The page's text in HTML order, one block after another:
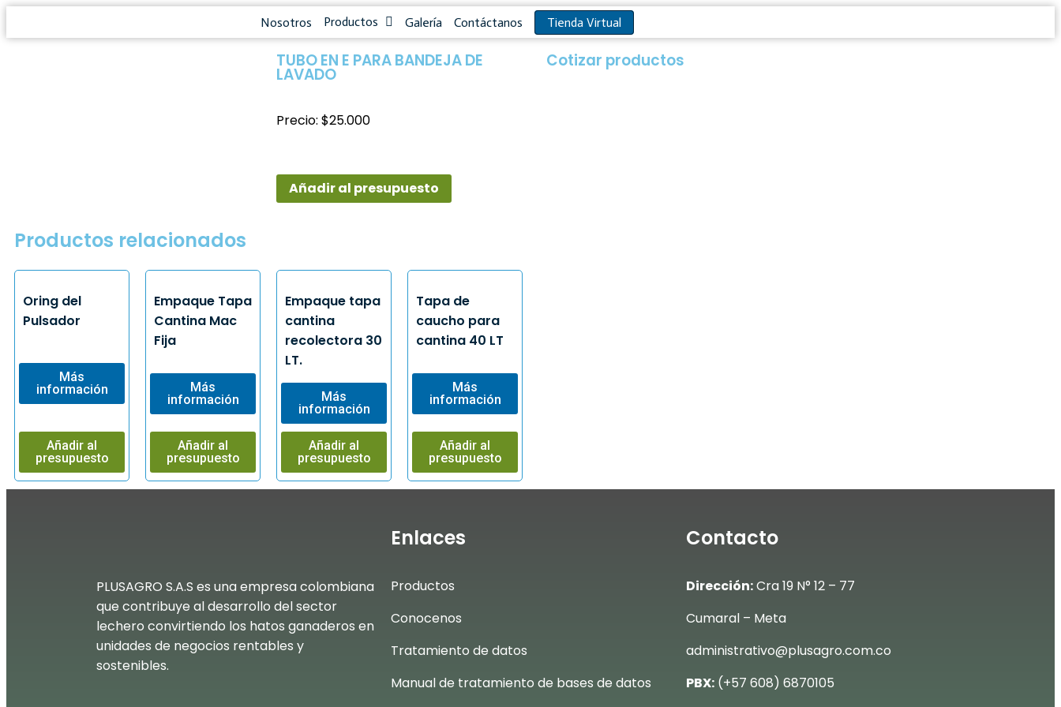
Nosotros Productos Galería Contáctanos Tienda Virtual
TUBO EN E PARA BANDEJA DE
LAVADO
Precio: $25.000
Añadir al presupuesto
Productos relacionados
Oring del
Pulsador
Más
información
Añadir al
presupuesto
Empaque Tapa
Cantina Mac
Fija
Más
información
Añadir al
presupuesto
Empaque tapa
cantina
recolectora 30
LT.
Más
información
Añadir al
presupuesto
Tapa de
caucho para
cantina 40 LT
Más
información
Añadir al
presupuesto
Cotizar productos​
PLUSAGRO S.A.S es una empresa colombiana
que contribuye al desarrollo del sector
lechero convirtiendo los hatos ganaderos en
unidades de negocios rentables y
sostenibles.
Enlaces
Productos
Conocenos
Tratamiento de datos
Manual de tratamiento de bases de datos
Contacto
Dirección:Cra 19 N° 12 – 77
Cumaral – Meta
administrativo@plusagro.com.co
PBX:(+57 608) 6870105